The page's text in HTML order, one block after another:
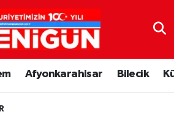
Afyonkarahisar Bilecik